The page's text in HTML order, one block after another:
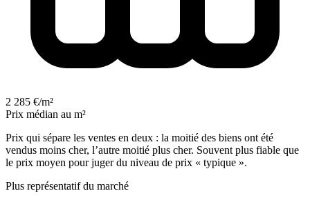
2 285 €/m²
Prix médian au m²
Prix qui sépare les ventes en deux : la moitié des biens ont été
vendus moins cher, l’autre moitié plus cher. Souvent plus fiable que
le prix moyen pour juger du niveau de prix « typique ».
Plus représentatif du marché